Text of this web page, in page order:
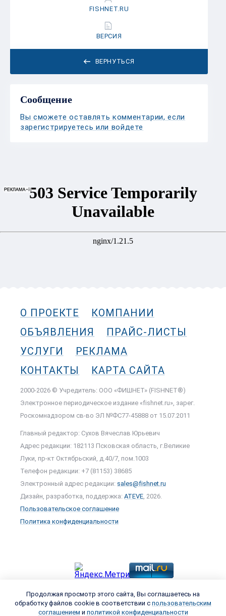
ВЕРНУТЬСЯ
FISHNET.RU
ВЕРСИЯ
Сообщение
Вы сможете оставлять комментарии, если
зарегистрируетесь или войдете
О ПРОЕКТЕ
КОМПАНИИ
ОБЪЯВЛЕНИЯ
ПРАЙС-ЛИСТЫ
УСЛУГИ
РЕКЛАМА
КОНТАКТЫ
КАРТА САЙТА
2000-2026 © Учредитель: ООО «ФИШНЕТ» (FISHNET®)
Электронное периодическое издание «fishnet.ru», зарег.
Роскомнадзором cв-во ЭЛ №ФС77-45888 от 15.07.2011
Главный редактор: Сухов Вячеслав Юрьевич
Адрес редакции: 182113 Псковская область, г.Великие
Луки, пр-кт Октябрьский, д.40/7, пом.1003
Телефон редакции: +7 (81153) 38685
Электронный адрес редакции: sales@fishnet.ru
Дизайн, разработка, поддержка: ATEVE, 2026.
Пользовательское соглашение
Политика конфиденциальности
Продолжая просмотр этого сайта, Вы соглашаетесь на
обработку файлов cookie в соответствии с пользовательским
соглашением и политикой конфиденциальности